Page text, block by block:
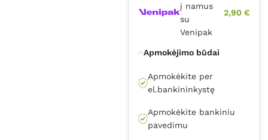
į namus
su
Venipak
2,90 €
Apmokėjimo būdai
Apmokėkite per
el.bankininkystę
Apmokėkite bankiniu
pavedimu